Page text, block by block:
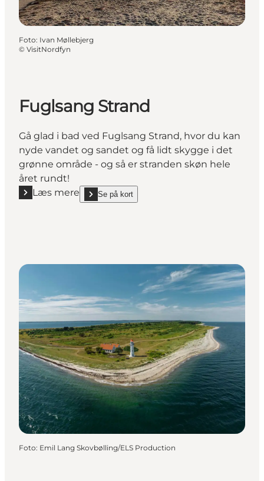
Foto: Ivan Møllebjerg
© VisitNordfyn
Fuglsang Strand
Gå glad i bad ved Fuglsang Strand, hvor du kan
nyde vandet og sandet og få lidt skygge i det
grønne område - og så er stranden skøn hele
året rundt!
Læs mere
Læs mere "Fuglsang Strand"
Se på kort
show Fuglsang Strand on_map
Foto: Emil Lang Skovbølling/ELS Production